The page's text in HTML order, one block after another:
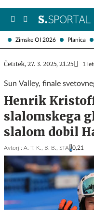
Zimske OI 2026 Planica
Četrtek, 27. 3. 2025, 21.25 1
Sun Valley, finale
Henrik
slalomskega
slalom dobil
Avtorji: A. T. K., B. B., STA 0,21